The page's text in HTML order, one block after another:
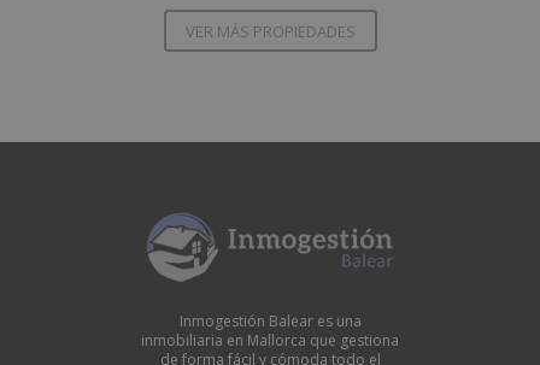
VER MÁS PROPIEDADES
Inmogestión Balear es una
inmobiliaria en Mallorca que gestiona
de forma fácil y cómoda todo el